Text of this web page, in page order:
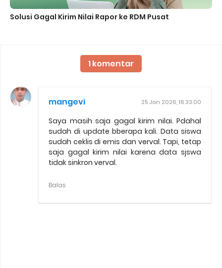
Solusi Gagal Kirim Nilai Rapor ke RDM Pusat
1 komentar
mangevi 25 Jan 2026, 16.33.00
Saya masih saja gagal kirim nilai. Pdahal
sudah di update bberapa kali. Data siswa
sudah ceklis di emis dan verval. Tapi, tetap
saja gagal kirim nilai karena data sjswa
tidak sinkron verval.
Balas